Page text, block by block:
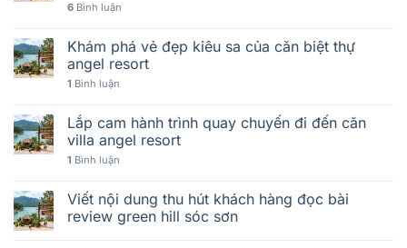
6 Bình luận
Khám phá vẻ đẹp kiêu sa của căn biệt thự
angel resort
1 Bình luận
Lắp cam hành trình quay chuyến đi đến căn
villa angel resort
1 Bình luận
Viết nội dung thu hút khách hàng đọc bài
review green hill sóc sơn